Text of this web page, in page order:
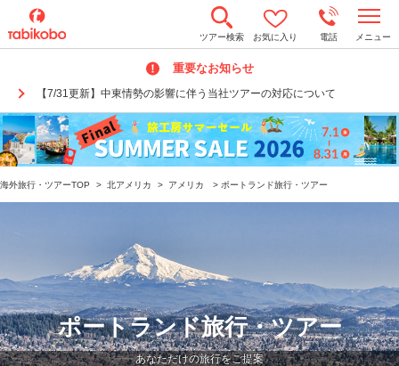
ツアー検索 お気に入り 電話 メニュー
重要なお知らせ
【7/31更新】中東情勢の影響に伴う当社ツアーの対応について
o
n
a
v
i
g
i
海外旅行・ツアーTOP > 北アメリカ > アメリカ > ポートランド旅行・ツアー
ポートランド旅行・ツアー
あなただけの旅行をご提案